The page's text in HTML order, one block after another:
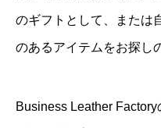
のギフトとして、または
のあるアイテムをお探し
Business Leather